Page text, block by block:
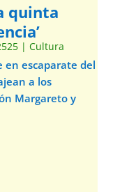
quinta
| Cultura
en escaparate del
a los
Margareto y